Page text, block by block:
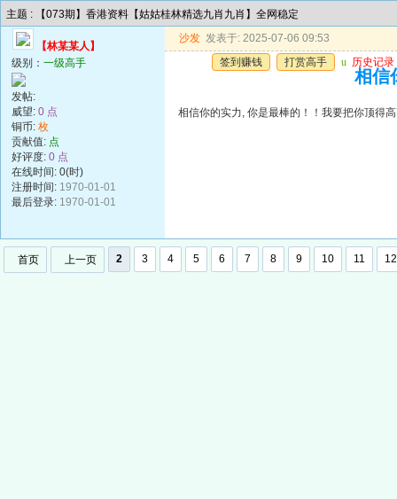
主题 : 【073期】香港资料【姑姑桂林精选九肖九肖】全网稳定
【林某某人】
级别： 一级高手
发帖:
威望: 0 点
铜币: 枚
贡献值: 点
好评度: 0 点
在线时间: 0(时)
注册时间: 1970-01-01
最后登录: 1970-01-01
沙发 发表于: 2025-07-06 09:53
签到赚钱
打赏高手 u 历史记录
相信
相信你的实力, 你是最棒的！！我要把你顶得
首页 上一页 2 3 4 5 6 7 8 9 10 11 12